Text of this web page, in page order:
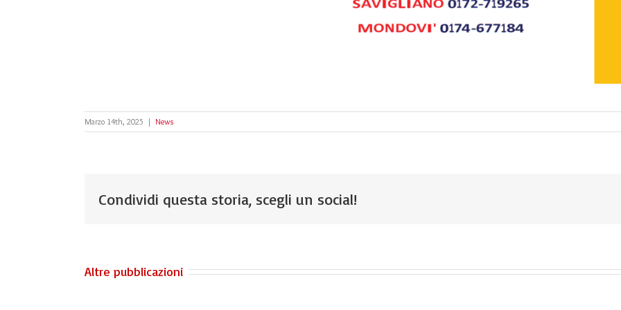
Marzo 14th, 2025 | News
Condividi questa storia, scegli un social!
Altre pubblicazioni